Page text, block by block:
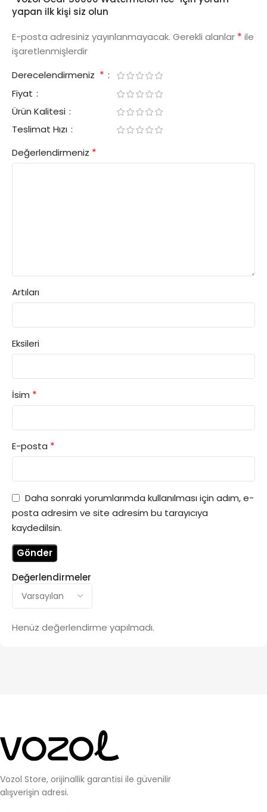
Değerlendirmeler
Henüz değerlendirme yapılmadı.
yapan ilk kişi siz olun
E-posta adresiniz yayınlanmayacak. Gerekli alanlar * ile
işaretlenmişlerdir
Derecelendirmeniz *
Fiyat
Ürün Kalitesi
Teslimat Hızı
Değerlendirmeniz *
Artıları
Eksileri
İsim *
E-posta *
Daha sonraki yorumlarımda kullanılması için adım, e-
posta adresim ve site adresim bu tarayıcıya
kaydedilsin.
Vozol Store, orijinallik garantisi ile güvenilir
alışverişin adresi.